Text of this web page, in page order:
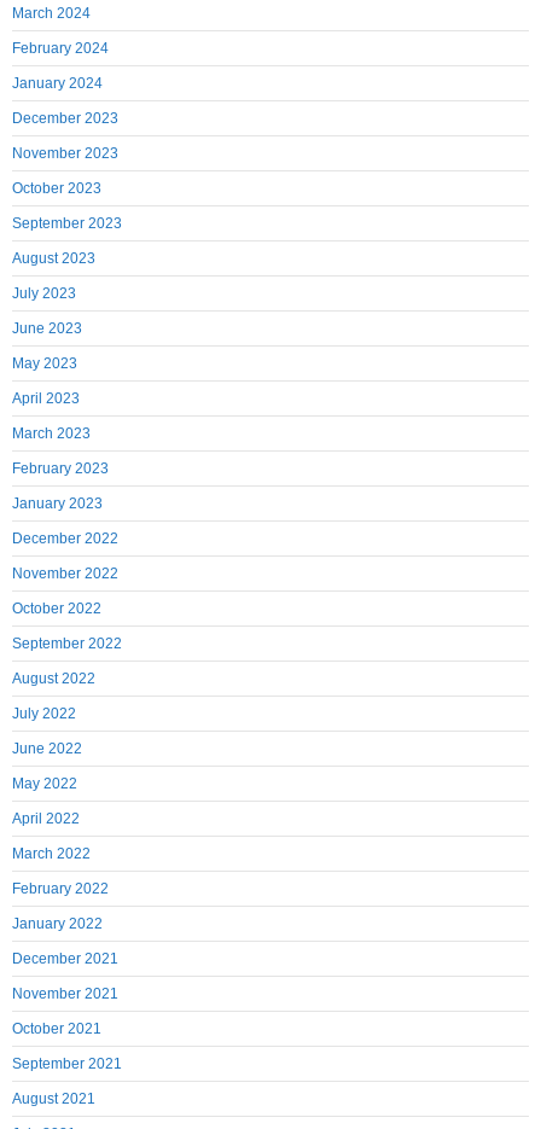
March 2024
February 2024
January 2024
December 2023
November 2023
October 2023
September 2023
August 2023
July 2023
June 2023
May 2023
April 2023
March 2023
February 2023
January 2023
December 2022
November 2022
October 2022
September 2022
August 2022
July 2022
June 2022
May 2022
April 2022
March 2022
February 2022
January 2022
December 2021
November 2021
October 2021
September 2021
August 2021